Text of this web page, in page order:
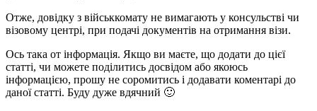
Отже, довідку з військкомату не вимагають у консульстві чи
візовому центрі, при подачі документів на отримання візи.
Ось така от інформація. Якщо ви маєте, що додати до цієї
статті, чи можете поділитись досвідом або якоюсь
інформацією, прошу не соромитись і додавати коментарі до
даної статті. Буду дуже вдячний 🙂